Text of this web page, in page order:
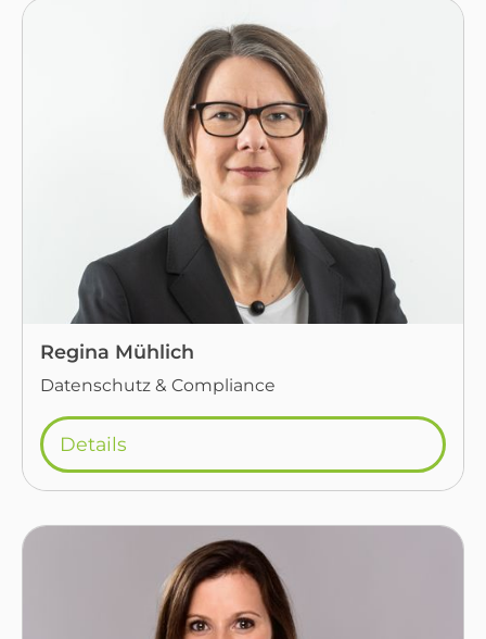
Regina Mühlich
Datenschutz & Compliance
Details